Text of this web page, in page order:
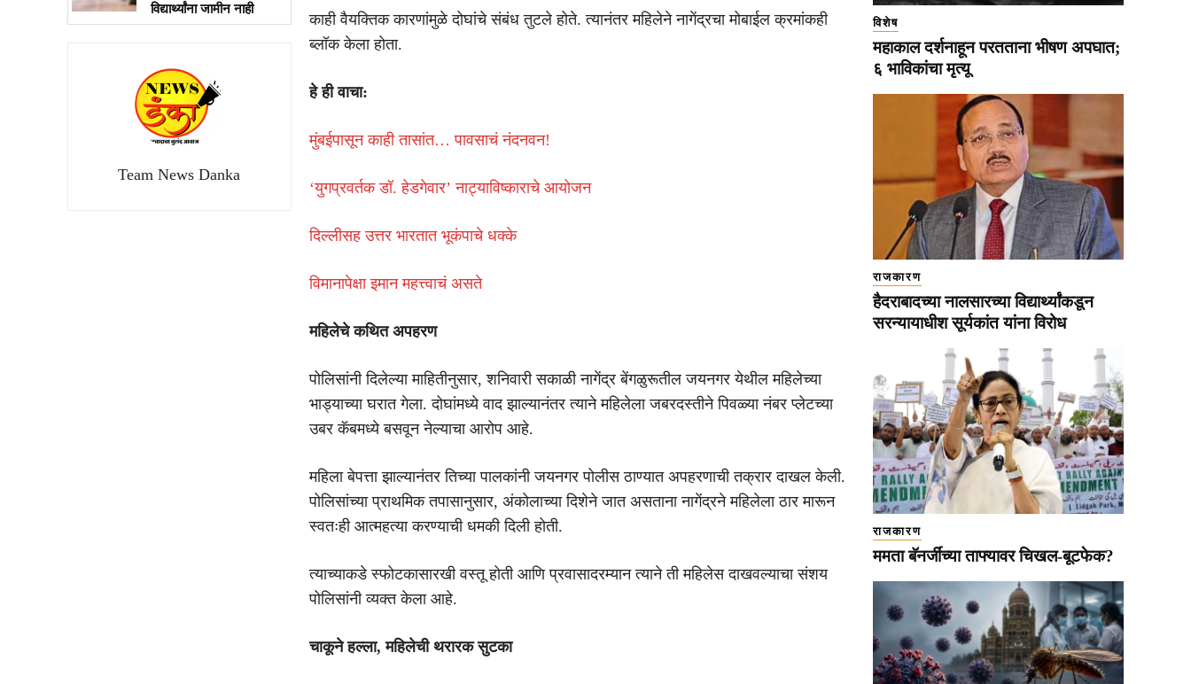
विद्यार्थ्यांना जामीन नाही
Team News Danka
काही वैयक्तिक कारणांमुळे दोघांचे संबंध तुटले होते. त्यानंतर महिलेने नागेंद्रचा मोबाईल क्रमांकही
ब्लॉक केला होता.
हे ही वाचा:
मुंबईपासून काही तासांत… पावसाचं नंदनवन!
‘युगप्रवर्तक डॉ. हेडगेवार’ नाट्याविष्काराचे आयोजन
दिल्लीसह उत्तर भारतात भूकंपाचे धक्के
विमानापेक्षा इमान महत्त्वाचं असते
महिलेचे कथित अपहरण
पोलिसांनी दिलेल्या माहितीनुसार, शनिवारी सकाळी नागेंद्र बेंगळुरूतील जयनगर येथील महिलेच्या
भाड्याच्या घरात गेला. दोघांमध्ये वाद झाल्यानंतर त्याने महिलेला जबरदस्तीने पिवळ्या नंबर प्लेटच्या
उबर कॅबमध्ये बसवून नेल्याचा आरोप आहे.
महिला बेपत्ता झाल्यानंतर तिच्या पालकांनी जयनगर पोलीस ठाण्यात अपहरणाची तक्रार दाखल केली.
पोलिसांच्या प्राथमिक तपासानुसार, अंकोलाच्या दिशेने जात असताना नागेंद्रने महिलेला ठार मारून
स्वतःही आत्महत्या करण्याची धमकी दिली होती.
त्याच्याकडे स्फोटकासारखी वस्तू होती आणि प्रवासादरम्यान त्याने ती महिलेस दाखवल्याचा संशय
पोलिसांनी व्यक्त केला आहे.
चाकूने हल्ला, महिलेची थरारक सुटका
विशेष
महाकाल दर्शनाहून परतताना भीषण अपघात;
६ भाविकांचा मृत्यू
राजकारण
हैदराबादच्या नालसारच्या विद्यार्थ्यांकडून
सरन्यायाधीश सूर्यकांत यांना विरोध
राजकारण
ममता बॅनर्जींच्या ताफ्यावर चिखल-बूटफेक?